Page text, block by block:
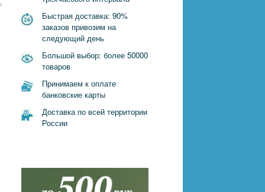
Быстрая доставка: 90%
заказов привозим на
следующий день
Большой выбор: более 50000
товаров
Принимаем к оплате
банковские карты
Доставка по всей территории
России